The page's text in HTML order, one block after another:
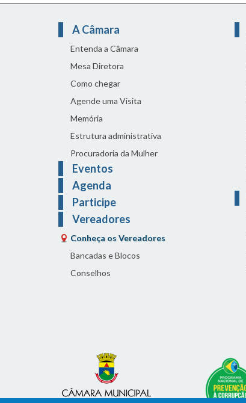
A Câmara
Entenda a Câmara
Mesa Diretora
Como chegar
Agende uma Visita
Memória
Estrutura administrativa
Procuradoria da Mulher
Eventos
Agenda
Participe
Vereadores
Conheça os Vereadores
Bancadas e Blocos
Conselhos